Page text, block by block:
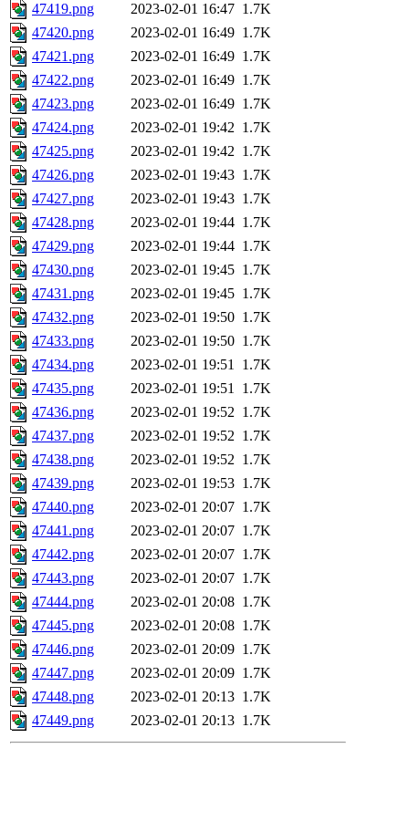
47419.png
2023-02-01 16:47 1.7K
47420.png
2023-02-01 16:49 1.7K
47421.png
2023-02-01 16:49 1.7K
47422.png
2023-02-01 16:49 1.7K
47423.png
2023-02-01 16:49 1.7K
47424.png
2023-02-01 19:42 1.7K
47425.png
2023-02-01 19:42 1.7K
47426.png
2023-02-01 19:43 1.7K
47427.png
2023-02-01 19:43 1.7K
47428.png
2023-02-01 19:44 1.7K
47429.png
2023-02-01 19:44 1.7K
47430.png
2023-02-01 19:45 1.7K
47431.png
2023-02-01 19:45 1.7K
47432.png
2023-02-01 19:50 1.7K
47433.png
2023-02-01 19:50 1.7K
47434.png
2023-02-01 19:51 1.7K
47435.png
2023-02-01 19:51 1.7K
47436.png
2023-02-01 19:52 1.7K
47437.png
2023-02-01 19:52 1.7K
47438.png
2023-02-01 19:52 1.7K
47439.png
2023-02-01 19:53 1.7K
47440.png
2023-02-01 20:07 1.7K
47441.png
2023-02-01 20:07 1.7K
47442.png
2023-02-01 20:07 1.7K
47443.png
2023-02-01 20:07 1.7K
47444.png
2023-02-01 20:08 1.7K
47445.png
2023-02-01 20:08 1.7K
47446.png
2023-02-01 20:09 1.7K
47447.png
2023-02-01 20:09 1.7K
47448.png
2023-02-01 20:13 1.7K
47449.png
2023-02-01 20:13 1.7K